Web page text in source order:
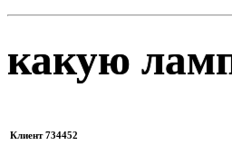
какую
Клиент 734452